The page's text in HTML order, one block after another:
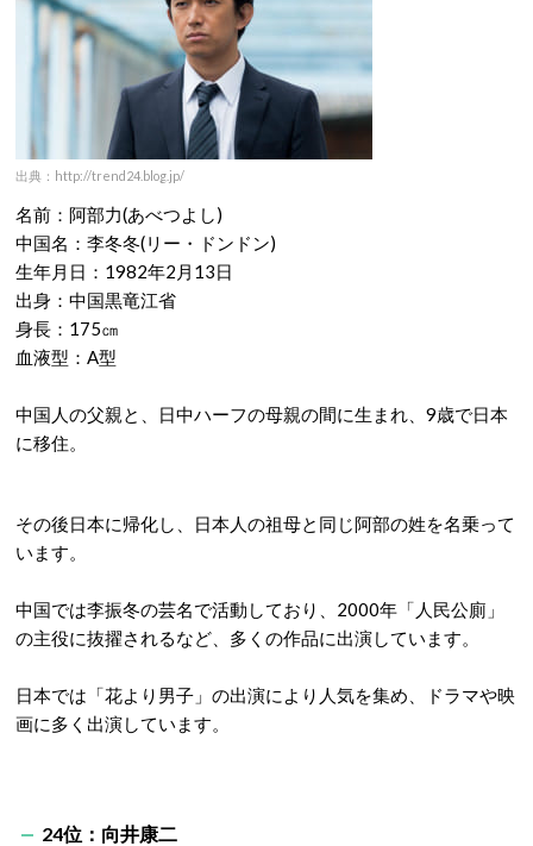
出典：http://trend24.blog.jp/
名前：阿部力(あべつよし)
中国名：李冬冬(リー・ドンドン)
生年月日：1982年2月13日
出身：中国黒竜江省
身長：175㎝
血液型：A型
中国人の父親と、日中ハーフの母親の間に生まれ、9歳で日本
に移住。
その後日本に帰化し、日本人の祖母と同じ阿部の姓を名乗って
います。
中国では李振冬の芸名で活動しており、2000年「人民公廁」
の主役に抜擢されるなど、多くの作品に出演しています。
日本では「花より男子」の出演により人気を集め、ドラマや映
画に多く出演しています。
24位：向井康二